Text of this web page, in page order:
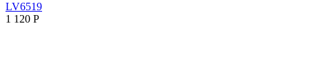
LV6519
1 120 Р